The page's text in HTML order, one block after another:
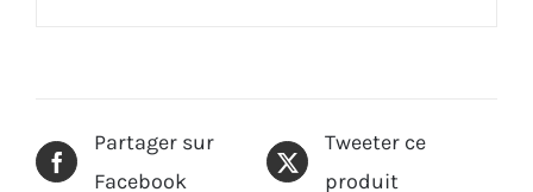
Partager sur
Facebook
Tweeter ce
produit